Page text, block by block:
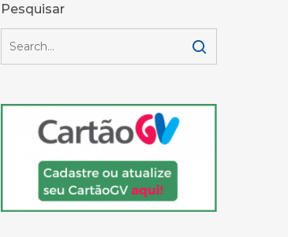
Pesquisar